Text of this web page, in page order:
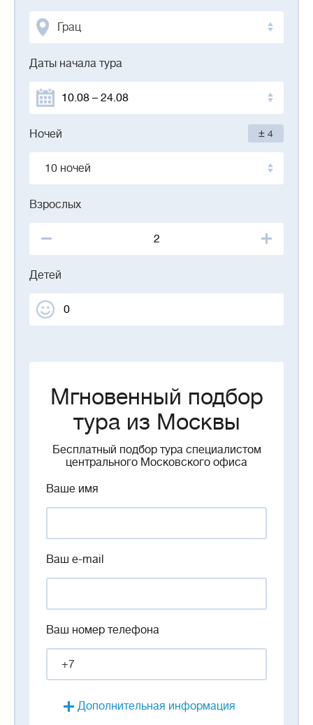
Грац
Даты начала тура
Ночей ± 4
10 ночей
Взрослых
Детей
Мгновенный подбор
тура из Москвы
Бесплатный подбор тура специалистом
центрального Московского офиса
Ваше имя
Ваш e-mail
Ваш номер телефона
Дополнительная информация